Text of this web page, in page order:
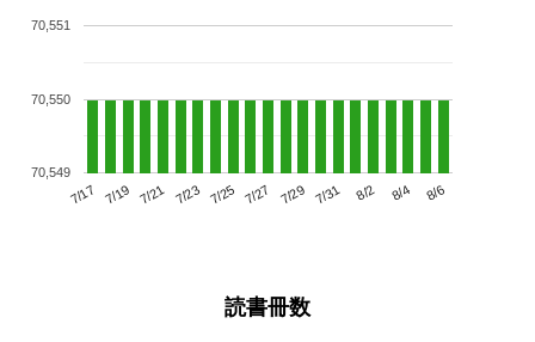
7/17 7/19 7/21 7/23 7/25 7/27 7/29 7/31 8/2 8/4 8/6
70,549
70,550
70,551
読書冊数